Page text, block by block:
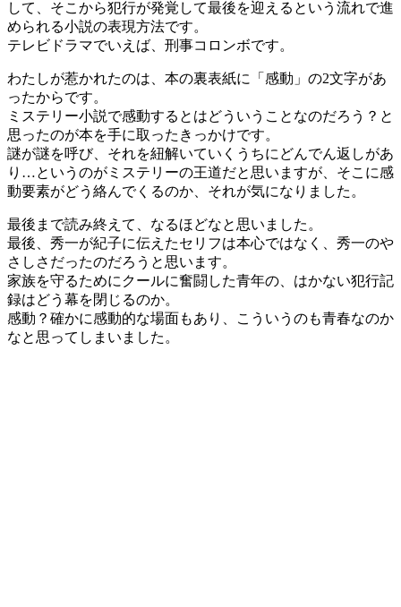
して、そこから犯行が発覚して最後を迎えるという流れで進
められる小説の表現方法です。
テレビドラマでいえば、刑事コロンボです。
わたしが惹かれたのは、本の裏表紙に「感動」の2文字があ
ったからです。
ミステリー小説で感動するとはどういうことなのだろう？と
思ったのが本を手に取ったきっかけです。
謎が謎を呼び、それを紐解いていくうちにどんでん返しがあ
り…というのがミステリーの王道だと思いますが、そこに感
動要素がどう絡んでくるのか、それが気になりました。
最後まで読み終えて、なるほどなと思いました。
最後、秀一が紀子に伝えたセリフは本心ではなく、秀一のや
さしさだったのだろうと思います。
家族を守るためにクールに奮闘した青年の、はかない犯行記
録はどう幕を閉じるのか。
感動？確かに感動的な場面もあり、こういうのも青春なのか
なと思ってしまいました。